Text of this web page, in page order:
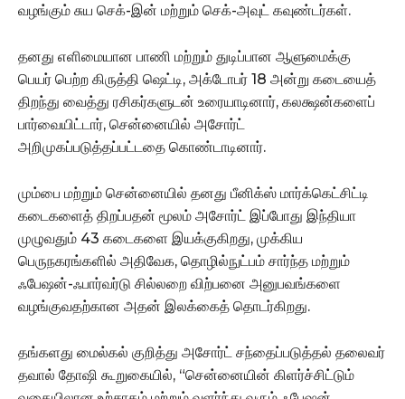
வழங்கும் சுய செக்-இன் மற்றும் செக்-அவுட் கவுண்டர்கள்.
தனது எளிமையான பாணி மற்றும் துடிப்பான ஆளுமைக்கு
பெயர் பெற்ற கிருத்தி ஷெட்டி, அக்டோபர் 18 அன்று கடையைத்
திறந்து வைத்து ரசிகர்களுடன் உரையாடினார், கலக்ஷன்களைப்
பார்வையிட்டார், சென்னையில் அசோர்ட்
அறிமுகப்படுத்தப்பட்டதை கொண்டாடினார்.
மும்பை மற்றும் சென்னையில் தனது பீனிக்ஸ் மார்க்கெட்சிட்டி
கடைகளைத் திறப்பதன் மூலம் அசோர்ட் இப்போது இந்தியா
முழுவதும் 43 கடைகளை இயக்குகிறது, முக்கிய
பெருநகரங்களில் அதிவேக, தொழில்நுட்பம் சார்ந்த மற்றும்
ஃபேஷன்-ஃபார்வர்டு சில்லறை விற்பனை அனுபவங்களை
வழங்குவதற்கான அதன் இலக்கைத் தொடர்கிறது.
தங்களது மைல்கல் குறித்து அசோர்ட் சந்தைப்படுத்தல் தலைவர்
தவால் தோஷி கூறுகையில், “சென்னையின் கிளர்ச்சிட்டும்